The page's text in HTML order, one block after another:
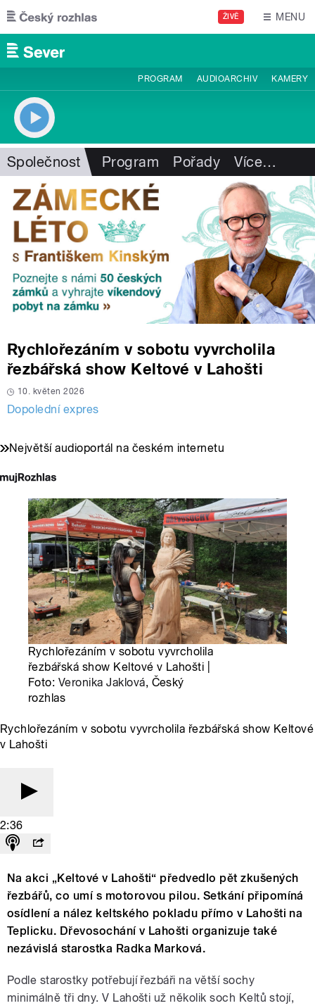
Přejít k hlavnímu obsahu
ŽIVĚ MENU
PROGRAM AUDIOARCHIV KAMERY
Společnost Program Pořady Více…
Rychlořezáním v sobotu vyvrcholila
řezbářská show Keltové v Lahošti
10. květen 2026
Dopolední expres
Největší audioportál na českém internetu
Rychlořezáním v sobotu vyvrcholila
řezbářská show Keltové v Lahošti |
Foto: Veronika Jaklová, Český
rozhlas
Rychlořezáním v sobotu vyvrcholila řezbářská show Keltové
v Lahošti
2:36
Na akci „Keltové v Lahošti“ předvedlo pět zkušených
řezbářů, co umí s motorovou pilou. Setkání připomíná
osídlení a nález keltského pokladu přímo v Lahošti na
Teplicku. Dřevosochání v Lahošti organizuje také
nezávislá starostka Radka Marková.
Podle starostky potřebují řezbáři na větší sochy
minimálně tři dny. V Lahošti už několik soch Keltů stojí,